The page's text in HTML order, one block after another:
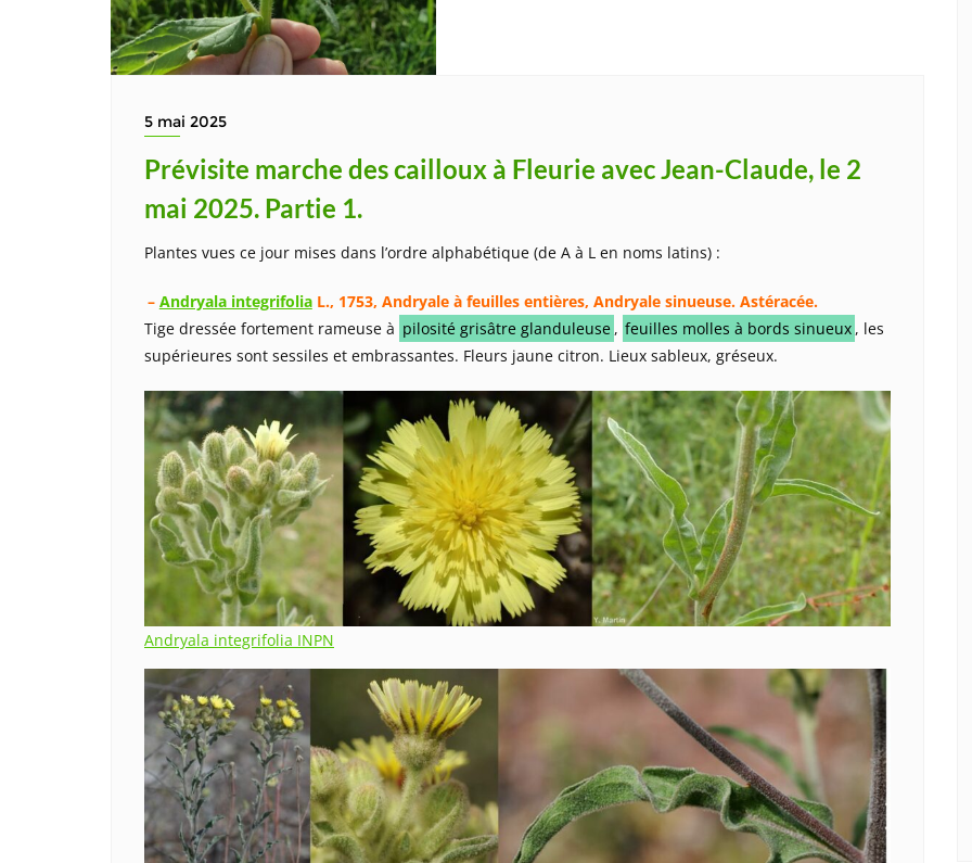
5 mai 2025
Prévisite marche des cailloux à Fleurie avec Jean-Claude, le 2
mai 2025. Partie 1.
Plantes vues ce jour mises dans l’ordre alphabétique (de A à L en noms latins) :
– Andryala integrifoliaL., 1753, Andryale à feuilles entières, Andryale sinueuse. Astéracée.
Tige dressée fortement rameuse à pilosité grisâtre glanduleuse , feuilles molles à bords sinueux , les
supérieures sont sessiles et embrassantes. Fleurs jaune citron. Lieux sableux, gréseux.
Andryala integrifolia INPN